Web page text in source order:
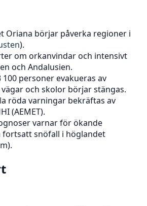
Oriana börjar påverka regioner i
).
om orkanvindar och intensivt
och Andalusien.
100 personer evakueras av
och skolor börjar stängas.
röda varningar bekräftas av
(AEMET).
varnar för ökande
fortsatt snöfall i höglandet